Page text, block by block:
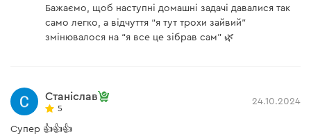
Бажаємо, щоб наступні домашні задачі давалися так
само легко, а відчуття “я тут трохи зайвий”
змінювалося на “я все це зібрав сам” 🌿
Станіслав
5
24.10.2024
Супер 👍👍👍